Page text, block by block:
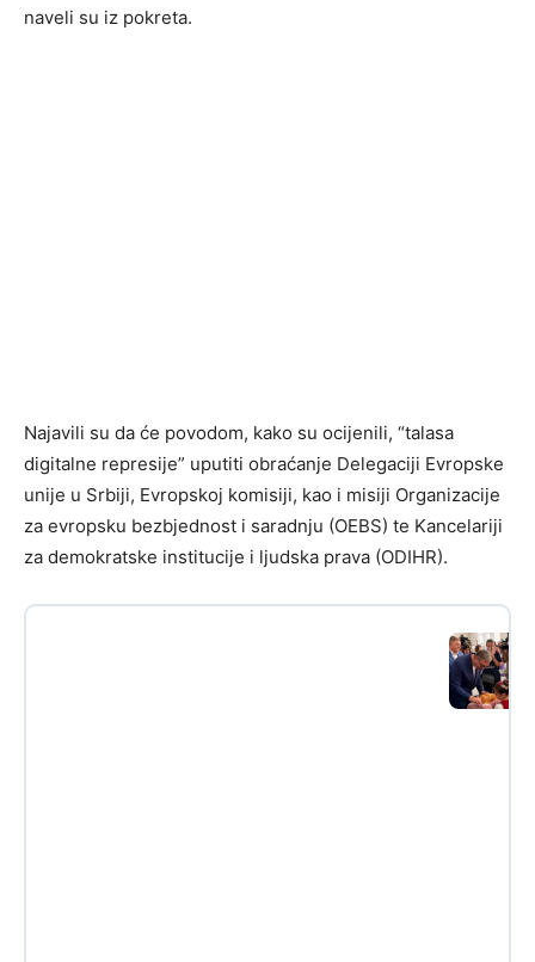
naveli su iz pokreta.
Najavili su da će povodom, kako su ocijenili, “talasa
digitalne represije” uputiti obraćanje Delegaciji Evropske
unije u Srbiji, Evropskoj komisiji, kao i misiji Organizacije
za evropsku bezbjednost i saradnju (OEBS) te Kancelariji
za demokratske institucije i ljudska prava (ODIHR).